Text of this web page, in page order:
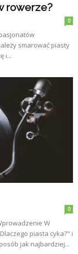
rowerze?
0
smarować piasty
i...
0
W
piasta cyka?" i
jak najbardziej...